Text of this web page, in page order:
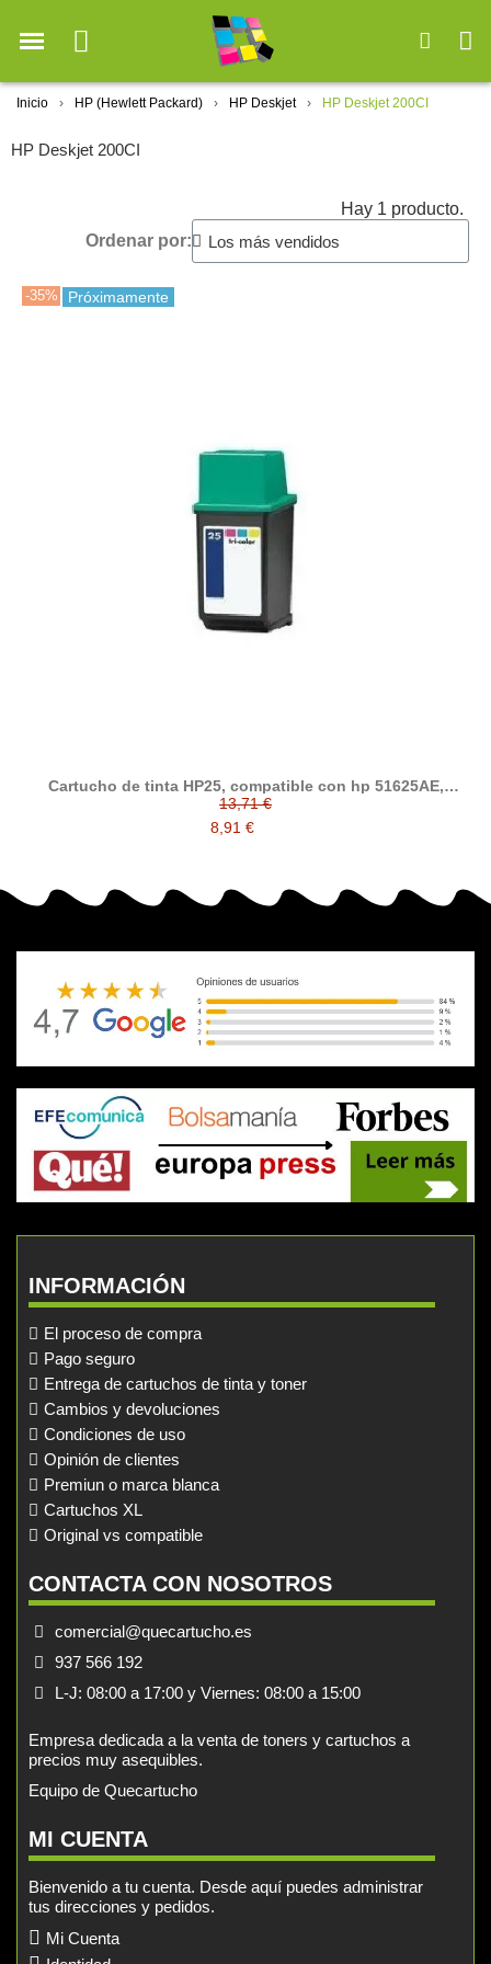
Inicio HP (Hewlett Packard) HP Deskjet HP Deskjet 200CI
HP Deskjet 200CI
Hay 1 producto.
Ordenar por:
-35% Próximamente
Cartucho de tinta HP25, compatible con hp 51625AE,
tricolor
13,71 €
8,91 €
INFORMACIÓN
El proceso de compra
Pago seguro
Entrega de cartuchos de tinta y toner
Cambios y devoluciones
Condiciones de uso
Opinión de clientes
Premiun o marca blanca
Cartuchos XL
Original vs compatible
CONTACTA CON NOSOTROS
comercial@quecartucho.es
937 566 192
L-J: 08:00 a 17:00 y Viernes: 08:00 a 15:00
Empresa dedicada a la venta de toners y cartuchos a
precios muy asequibles.
Equipo de Quecartucho
MI CUENTA
Bienvenido a tu cuenta. Desde aquí puedes administrar
tus direcciones y pedidos.
Mi Cuenta